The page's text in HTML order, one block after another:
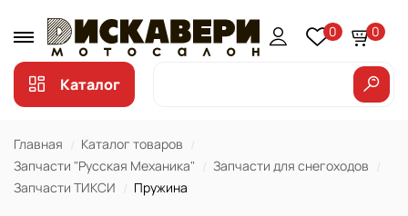
0 0
Каталог
Главная
Каталог товаров
Запчасти "Русская Механика"
Запчасти для снегоходов
Запчасти ТИКСИ
Пружина